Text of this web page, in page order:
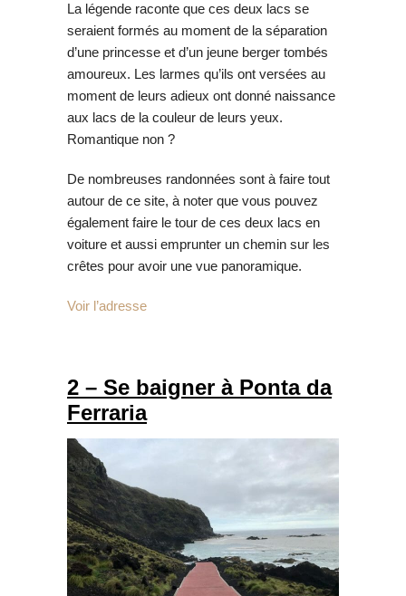
La légende raconte que ces deux lacs se
seraient formés au moment de la séparation
d’une princesse et d’un jeune berger tombés
amoureux. Les larmes qu’ils ont versées au
moment de leurs adieux ont donné naissance
aux lacs de la couleur de leurs yeux.
Romantique non ?
De nombreuses randonnées sont à faire tout
autour de ce site, à noter que vous pouvez
également faire le tour de ces deux lacs en
voiture et aussi emprunter un chemin sur les
crêtes pour avoir une vue panoramique.
Voir l’adresse
2 – Se baigner à Ponta da
Ferraria